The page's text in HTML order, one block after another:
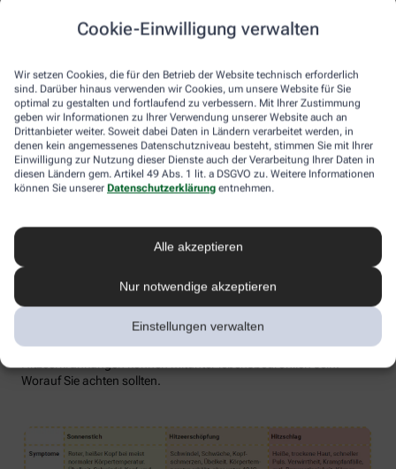
Cookie-Einwilligung verwalten
Wir setzen Cookies, die für den Betrieb der Website technisch erforderlich
sind. Darüber hinaus verwenden wir Cookies, um unsere Website für Sie
optimal zu gestalten und fortlaufend zu verbessern. Mit Ihrer Zustimmung
geben wir Informationen zu Ihrer Verwendung unserer Website auch an
Drittanbieter weiter. Soweit dabei Daten in Ländern verarbeitet werden, in
denen kein angemessenes Datenschutzniveau besteht, stimmen Sie mit Ihrer
Einwilligung zur Nutzung dieser Dienste auch der Verarbeitung Ihrer Daten in
diesen Ländern gem. Artikel 49 Abs. 1 lit. a DSGVO zu. Weitere Informationen
können Sie unserer Datenschutzerklärung entnehmen.
Alle akzeptieren
Nur notwendige akzeptieren
Einstellungen verwalten
Sommer nämlich oft doppelt so hoch wie bei moderaten
Temperaturen. Trinken wir zu wenig, sind Kopfschmerzen und
Weniger bekannt ist, dass ein Flüssigkeitsmangel auch anderen
Organen zusetzt. So kann Hitzestress auch ernsthaft die Nieren
schädigen – und zwar nachhaltig und auch bei gesunden
Menschen. Als Faustregel gilt: Zwei bis drei Liter täglich sollten es
sein. Die besten Durstlöscher: Mineralwasser, ungesüßte Kräuter-
und Früchtetees oder verdünnte Säfte. Auch wasserreiches Obst
und Gemüse wie Melonen, Gurken oder Tomaten kann
Nierenerkrankungen sollte man die Trinkmenge ärztlich
Sonnenstich, Hitzeerschöpfung und
Hitzschlag: Was ist das eigentlich?
Der lange Strandtag in der Sonne, der anstrengende Sport bei 30
Grad oder einfach nur die drückende Hitze in der Stadt:
Worauf Sie achten sollten.